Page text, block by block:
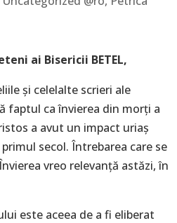
ai Bisericii BETEL,
și celelalte scrieri ale
faptul ca învierea din morți a
a avut un impact uriaș
secol. Întrebarea care se
vreo relevanță astăzi, în
este aceea de a fi eliberat